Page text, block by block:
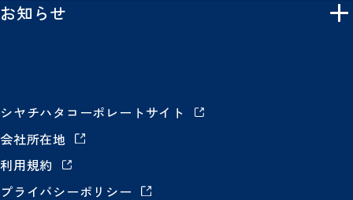
お知らせ
シヤチハタコーポレートサイト
会社所在地
利用規約
プライバシーポリシー